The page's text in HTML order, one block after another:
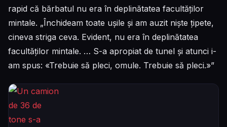
rapid că bărbatul nu era în deplinătatea facultăților
mintale. „Închideam toate ușile și am auzit niște țipete,
cineva striga ceva. Evident, nu era în deplinătatea
facultăților mintale. … S-a apropiat de tunel și atunci i-
am spus: «Trebuie să pleci, omule. Trebuie să pleci.»”